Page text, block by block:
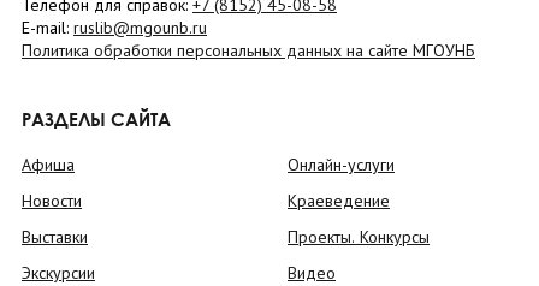
Телефон для справок: +7 (8152) 45-08-58
E-mail: ruslib@mgounb.ru
Политика обработки персональных данных на сайте МГОУНБ
РАЗДЕЛЫ САЙТА
Афиша
Новости
Выставки
Экскурсии
Онлайн-услуги
Краеведение
Проекты. Конкурсы
Видео